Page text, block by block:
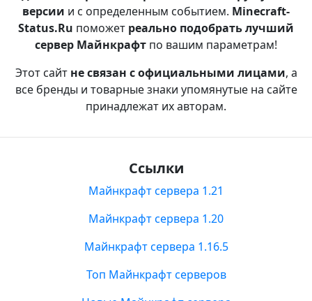
версии и с определенным событием. Minecraft-
Status.Ru поможет реально подобрать лучший
сервер Майнкрафт по вашим параметрам!
Этот сайт не связан с официальными лицами, а
все бренды и товарные знаки упомянутые на сайте
принадлежат их авторам.
Ссылки
Майнкрафт сервера 1.21
Майнкрафт сервера 1.20
Майнкрафт сервера 1.16.5
Топ Майнкрафт серверов